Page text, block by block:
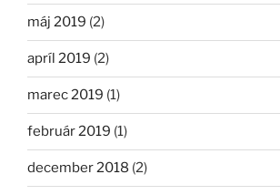
máj 2019 (2)
apríl 2019 (2)
marec 2019 (1)
február 2019 (1)
december 2018 (2)